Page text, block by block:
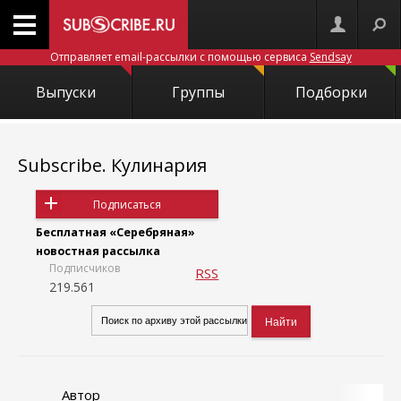
Отправляет email-рассылки с помощью сервиса Sendsay
Выпуски Группы Подборки
Subscribe. Кулинария
Подписаться
Бесплатная «Серебряная»
новостная рассылка
Подписчиков
219.561
RSS
Автор